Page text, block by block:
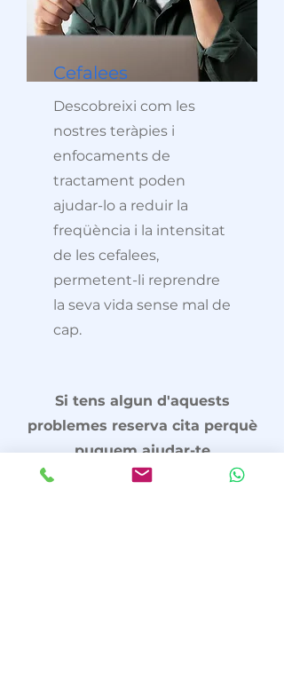
Cefalees
Descobreixi com les
nostres teràpies i
enfocaments de
tractament poden
ajudar-lo a reduir la
freqüència i la intensitat
de les cefalees,
permetent-li reprendre
la seva vida sense mal de
cap.
Si tens algun d'aquests
problemes reserva cita perquè
puguem ajudar-te